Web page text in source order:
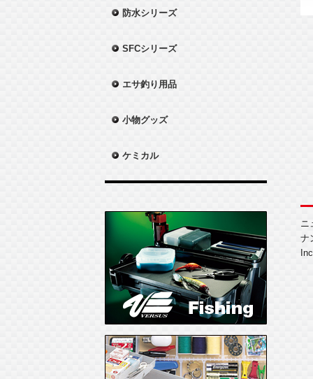
防水シリーズ
SFCシリーズ
エサ釣り用品
小物グッズ
ケミカル
ニ
ナ